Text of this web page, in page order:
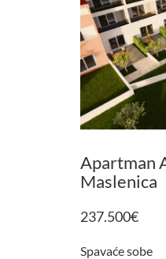
Apartman
Maslenica
237.500€
Spavaće sobe